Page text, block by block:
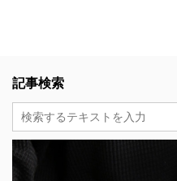
記事検索